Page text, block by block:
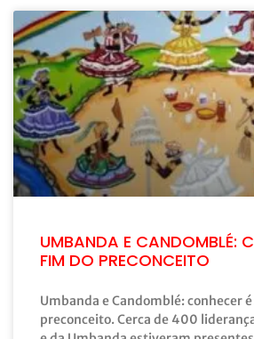
UMBANDA E CANDOMBLÉ:
FIM DO PRECONCEITO
Umbanda e Candomblé: conhecer
preconceito. Cerca de 400